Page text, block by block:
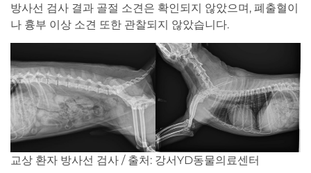
방사선 검사 결과 골절 소견은 확인되지 않았으며, 폐출혈이
나 흉부 이상 소견 또한 관찰되지 않았습니다.
교상 환자 방사선 검사 / 출처: 강서YD동물의료센터